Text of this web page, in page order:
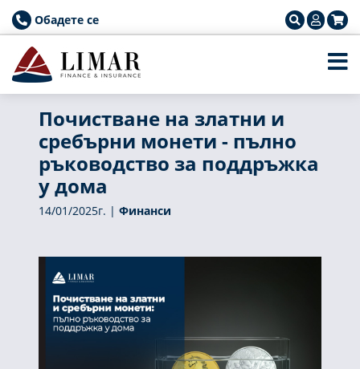
Обадете се
Почистване на златни и
сребърни монети - пълно
ръководство за поддръжка
у дома
14/01/2025г. | Финанси